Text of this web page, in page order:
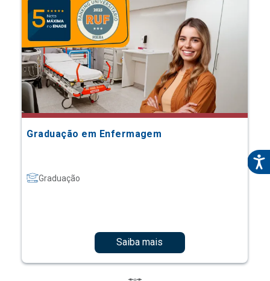
Graduação em Enfermagem
Graduação
Saiba mais